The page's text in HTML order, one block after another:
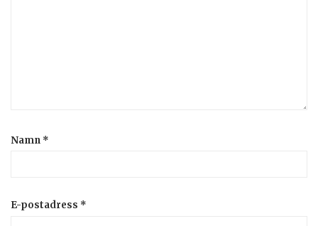
Namn *
E-postadress *